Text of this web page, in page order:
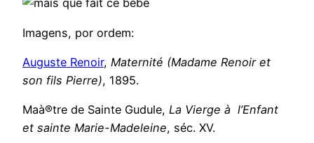
Imagens, por ordem:
Auguste Renoir, Maternité (Madame Renoir et
son fils Pierre), 1895.
Maà®tre de Sainte Gudule, La Vierge à l’Enfant
et sainte Marie-Madeleine, séc. XV.